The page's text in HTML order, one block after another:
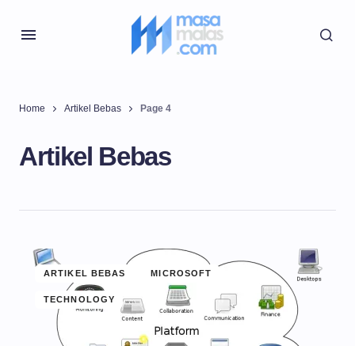
Home Artikel Bebas Page 4
Artikel Bebas
ARTIKEL BEBAS MICROSOFT
TECHNOLOGY